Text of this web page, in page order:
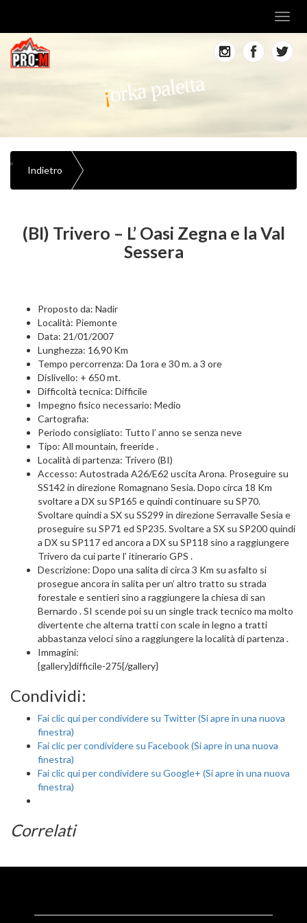
orka paletta
Indietro
(BI) Trivero – L’ Oasi Zegna e la Val
Sessera
Proposto da: Nadir
Località: Piemonte
Data: 21/01/2007
Lunghezza: 16,90 Km
Tempo percorrenza: Da 1ora e 30 m. a 3 ore
Dislivello: + 650 mt.
Difficoltà tecnica: Difficile
Impegno fisico necessario: Medio
Cartografia:
Periodo consigliato: Tutto l’ anno se senza neve
Tipo: All mountain, freeride .
Località di partenza: Trivero (BI)
Accesso: Autostrada A26/E62 uscita Arona. Proseguire su
SS142 in direzione Romagnano Sesia. Dopo circa 18 Km
svoltare a DX su SP165 e quindi continuare su SP70.
Svoltare quindi a SX su SS299 in direzione Serravalle Sesia e
proseguire su SP71 ed SP235. Svoltare a SX su SP200 quindi
a DX su SP117 ed ancora a DX su SP118 sino a raggiungere
Trivero da cui parte l’ itinerario GPS .
Descrizione: Dopo una salita di circa 3 Km su asfalto si
prosegue ancora in salita per un’ altro tratto su strada
forestale e sentieri sino a raggiungere la chiesa di san
Bernardo . SI scende poi su un single track tecnico ma molto
divertente che alterna tratti con scale in legno a tratti
abbastanza veloci sino a raggiungere la località di partenza .
Immagini:
{gallery}difficile-275{/gallery}
Condividi:
Fai clic qui per condividere su Twitter (Si apre in una nuova
finestra)
Fai clic per condividere su Facebook (Si apre in una nuova
finestra)
Fai clic qui per condividere su Google+ (Si apre in una nuova
finestra)
Correlati